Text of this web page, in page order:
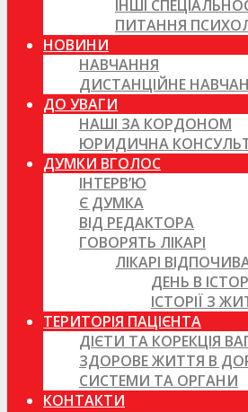
ІНШІ
ПИТАННЯ
НОВИНИ
НАВЧАННЯ
ДИСТАНЦІЙНЕ
ДО УВАГИ
НАШІ ЗА КОРДОНОМ
ЮРИДИЧНА
ДУМКИ ВГОЛОС
ІНТЕРВ’Ю
Є ДУМКА
ВІД РЕДАКТОРА
ГОВОРЯТЬ ЛІКАРІ
ЛІКАРІ
ДЕНЬ В
ІСТОРІЇ З
ТЕРИТОРІЯ ПАЦІЄНТА
ДІЄТИ ТА КОРЕКЦІЯ
ЗДОРОВЕ ЖИТТЯ В
СИСТЕМИ ТА ОРГАНИ
КОНТАКТИ